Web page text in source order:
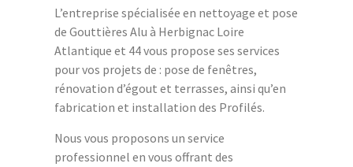
L’entreprise spécialisée en nettoyage et pose
de Gouttières Alu à Herbignac Loire
Atlantique et 44 vous propose ses services
pour vos projets de : pose de fenêtres,
rénovation d’égout et terrasses, ainsi qu’en
fabrication et installation des Profilés.
Nous vous proposons un service
professionnel en vous offrant des